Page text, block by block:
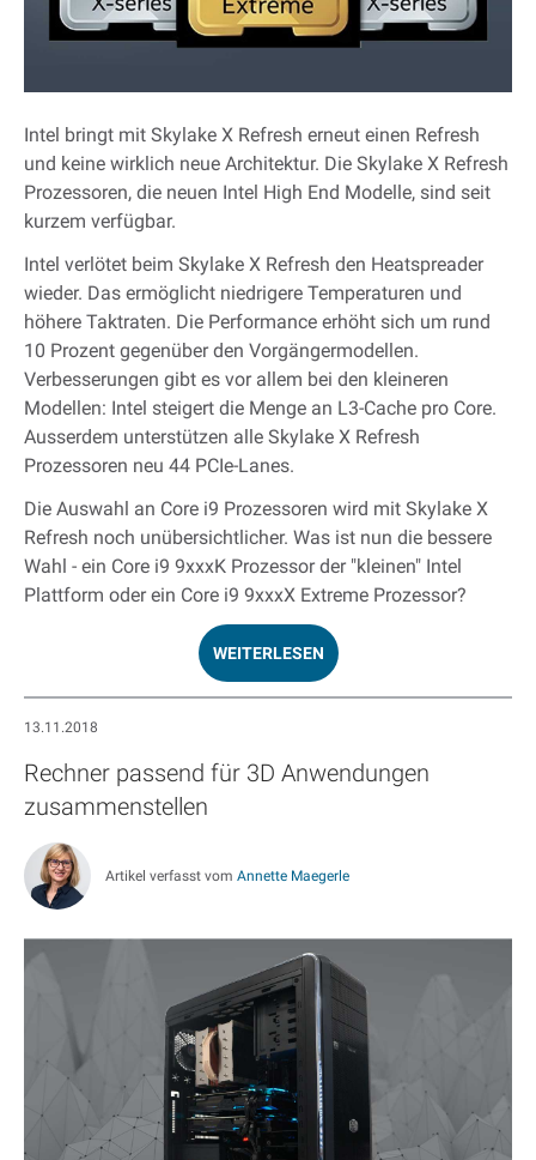
Intel bringt mit Skylake X Refresh erneut einen Refresh
und keine wirklich neue Architektur. Die Skylake X Refresh
Prozessoren, die neuen Intel High End Modelle, sind seit
kurzem verfügbar.
Intel verlötet beim Skylake X Refresh den Heatspreader
wieder. Das ermöglicht niedrigere Temperaturen und
höhere Taktraten. Die Performance erhöht sich um rund
10 Prozent gegenüber den Vorgängermodellen.
Verbesserungen gibt es vor allem bei den kleineren
Modellen: Intel steigert die Menge an L3-Cache pro Core.
Ausserdem unterstützen alle Skylake X Refresh
Prozessoren neu 44 PCIe-Lanes.
Die Auswahl an Core i9 Prozessoren wird mit Skylake X
Refresh noch unübersichtlicher. Was ist nun die bessere
Wahl - ein Core i9 9xxxK Prozessor der "kleinen" Intel
Plattform oder ein Core i9 9xxxX Extreme Prozessor?
WEITERLESEN
13.11.2018
Rechner passend für 3D Anwendungen
zusammenstellen
Artikel verfasst vom Annette Maegerle